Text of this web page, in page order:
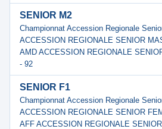
SENIOR M2
Championnat Accession Regionale
ACCESSION REGIONALE SENIOR
AMD ACCESSION REGIONALE
- 92
SENIOR F1
Championnat Accession Regionale
ACCESSION REGIONALE SENIOR
AFF ACCESSION REGIONALE